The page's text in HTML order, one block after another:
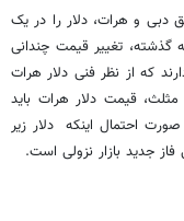
دبی و هرات، دلار را در یک
گذشته، تغییر قیمت چندانی
که از نظر فنی دلار هرات
قیمت دلار هرات باید
غیر این صورت احتمال اینکه دلار زیر